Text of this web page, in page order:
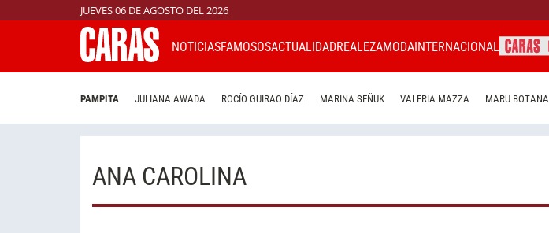
JUEVES 06 DE AGOSTO DEL 2026
NOTICIASFAMOSOSACTUALIDADREALEZAMODAINTERNACIONAL
PAMPITA JULIANA AWADA ROCÍO GUIRAO DÍAZ MARINA SEÑUK VALERIA MAZZA MARU BOTANA
ANA CAROLINA